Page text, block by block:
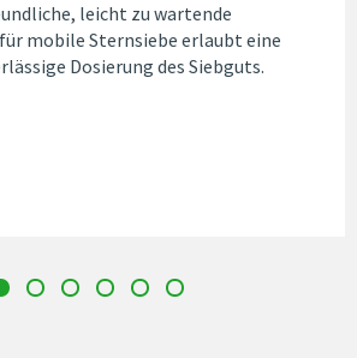
leicht zu wartende
mobile Sternsiebe erlaubt eine
Dosierung des Siebguts.